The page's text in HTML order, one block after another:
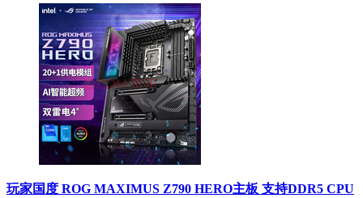
玩家国度 ROG MAXIMUS Z790 HERO主板 支持DDR5 CPU